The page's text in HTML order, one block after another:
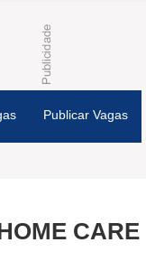
Publicar Vagas
CARE